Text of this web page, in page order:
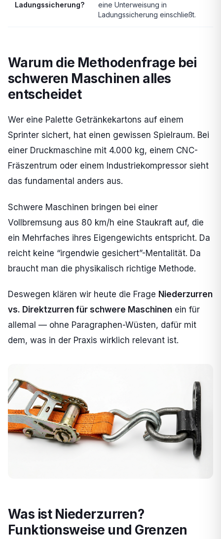
Ladungssicherung?
eine Unterweisung in
Ladungssicherung einschließt.
Warum die Methodenfrage bei
schweren Maschinen alles
entscheidet
Wer eine Palette Getränkekartons auf einem
Sprinter sichert, hat einen gewissen Spielraum. Bei
einer Druckmaschine mit 4.000 kg, einem CNC-
Fräszentrum oder einem Industriekompressor sieht
das fundamental anders aus.
Schwere Maschinen bringen bei einer
Vollbremsung aus 80 km/h eine Staukraft auf, die
ein Mehrfaches ihres Eigengewichts entspricht. Da
reicht keine “irgendwie gesichert”-Mentalität. Da
braucht man die physikalisch richtige Methode.
Deswegen klären wir heute die Frage Niederzurren
vs. Direktzurren für schwere Maschinen ein für
allemal — ohne Paragraphen-Wüsten, dafür mit
dem, was in der Praxis wirklich relevant ist.
Was ist Niederzurren?
Funktionsweise und Grenzen